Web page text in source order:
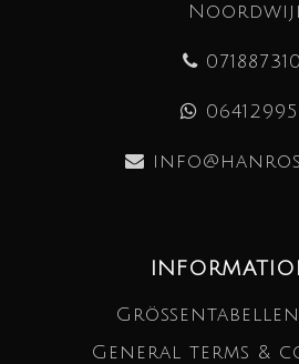
General terms &